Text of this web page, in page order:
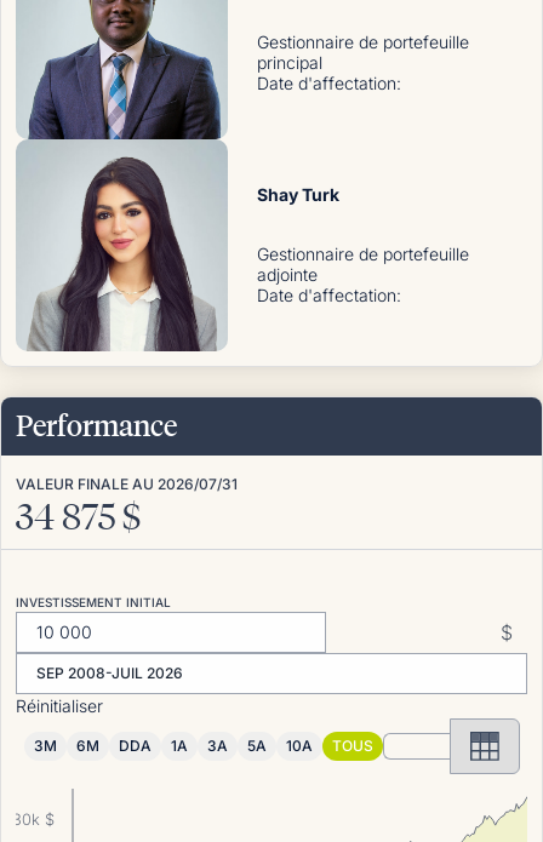
Gestionnaire de portefeuille
principal
Date d'affectation:
Shay Turk
Gestionnaire de portefeuille
adjointe
Date d'affectation:
Performance
VALEUR FINALE AU 2026/07/31
34 875$
INVESTISSEMENT INITIAL
$
SEP 2008-JUIL 2026
Réinitialiser
3M 6M DDA 1A 3A 5A 10A TOUS
30k $